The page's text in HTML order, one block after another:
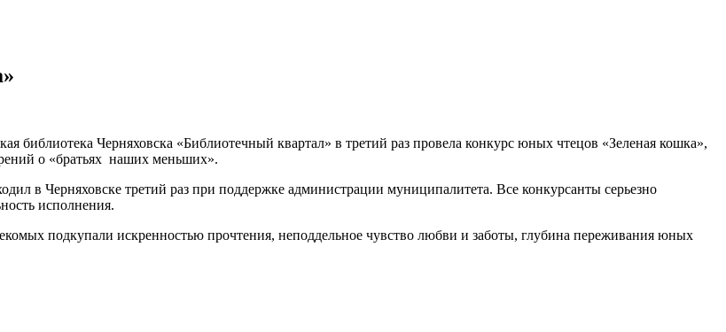
библиотека Черняховска «Библиотечный квартал» в третий раз провела конкурс юных чтецов «Зеленая кошка»,
о «братьях наших меньших».
в Черняховске третий раз при поддержке администрации муниципалитета. Все конкурсанты серьезно
исполнения.
подкупали искренностью прочтения, неподдельное чувство любви и заботы, глубина переживания юных